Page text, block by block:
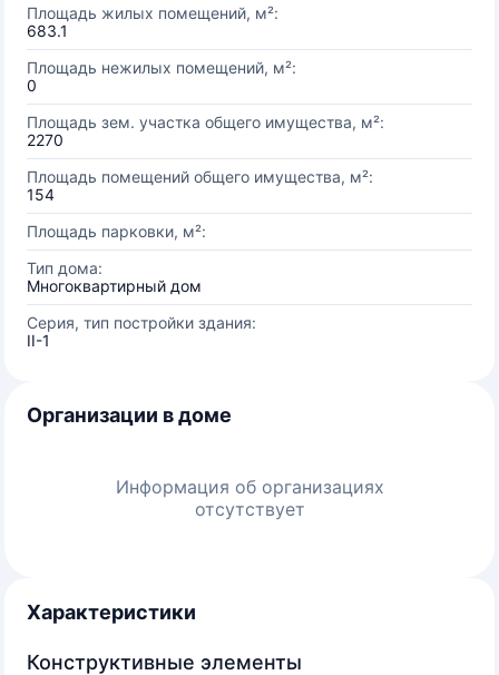
Площадь жилых помещений, м²:
683.1
Площадь нежилых помещений, м²:
0
Площадь зем. участка общего имущества, м²:
2270
Площадь помещений общего имущества, м²:
154
Площадь парковки, м²:
Тип дома:
Многоквартирный дом
Серия, тип постройки здания:
II-1
Организации в доме
Информация об организациях
отсутствует
Характеристики
Конструктивные элементы